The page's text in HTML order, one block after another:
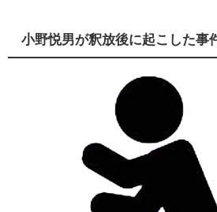
小野悦男が釈放後に起こした事